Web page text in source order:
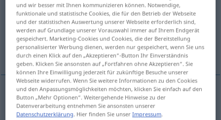
Übersicht aller Übersetzungen
(Für mehr Details die Übersetzung anklicken/antippen)
njihati se, svakodnevno putovati na posao
njihatise pendeln
und wir besser mit Ihnen kommunizieren können. Notwendige,
funktionale und statistische Cookies, die für den Betrieb der Webseite
und der statistischen Auswertung unserer Webseite erforderlich sind,
werden auf Grundlage unserer Vorauswahl immer auf Ihrem Endgerät
gespeichert. Marketing-Cookies und Cookies, die der Bereitstellung
personalisierter Werbung dienen, werden nur gespeichert, wenn Sie uns
durch einen Klick auf den „Akzeptieren“-Button Ihr Einverständnis
geben. Klicken Sie ansonsten auf „Fortfahren ohne Akzeptieren“. Sie
können Ihre Einwilligung jederzeit für zukünftige Besuche unserer
Webseite widerrufen. Wenn Sie weitere Informationen zu den Cookies
und den Anpassungsmöglichkeiten möchten, klicken Sie einfach auf den
Button „Mehr Optionen“. Weitergehende Hinweise zu der
Datenverarbeitung entnehmen Sie ansonsten unserer
Datenschutzerklärung. Hier finden Sie unserImpressum.